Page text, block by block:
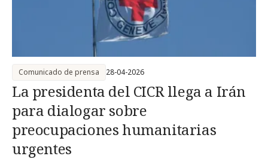
La presidenta del CICR llega a Irán
para dialogar sobre
preocupaciones humanitarias
urgentes
Comunicado de prensa 28-04-2026